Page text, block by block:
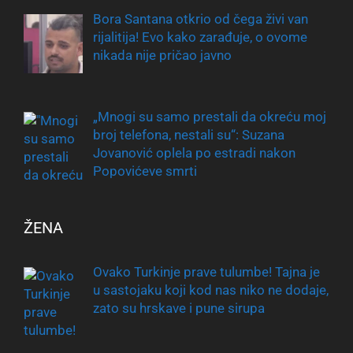
Bora Santana otkrio od čega živi van
rijalitija! Evo kako zarađuje, o ovome
nikada nije pričao javno
„Mnogi su samo prestali da okreću moj
broj telefona, nestali su“: Suzana
Jovanović oplela po estradi nakon
Popovićeve smrti
ŽENA
Ovako Turkinje prave tulumbe! Tajna je
u sastojaku koji kod nas niko ne dodaje,
zato su hrskave i pune sirupa